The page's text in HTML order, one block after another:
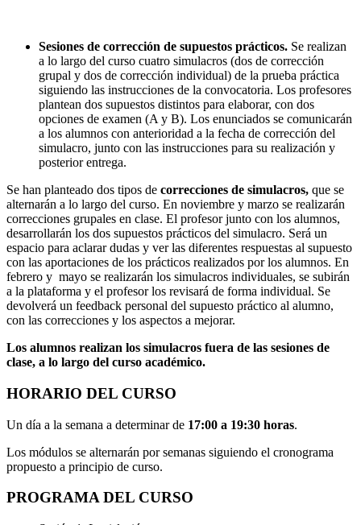
Sesiones de corrección de supuestos prácticos. Se realizan
a lo largo del curso cuatro simulacros (dos de corrección
grupal y dos de corrección individual) de la prueba práctica
siguiendo las instrucciones de la convocatoria. Los profesores
plantean dos supuestos distintos para elaborar, con dos
opciones de examen (A y B). Los enunciados se comunicarán
a los alumnos con anterioridad a la fecha de corrección del
simulacro, junto con las instrucciones para su realización y
posterior entrega.
Se han planteado dos tipos de correcciones de simulacros, que se
alternarán a lo largo del curso. En noviembre y marzo se realizarán
correcciones grupales en clase. El profesor junto con los alumnos,
desarrollarán los dos supuestos prácticos del simulacro. Será un
espacio para aclarar dudas y ver las diferentes respuestas al supuesto
con las aportaciones de los prácticos realizados por los alumnos. En
febrero y mayo se realizarán los simulacros individuales, se subirán
a la plataforma y el profesor los revisará de forma individual. Se
devolverá un feedback personal del supuesto práctico al alumno,
con las correcciones y los aspectos a mejorar.
Los alumnos realizan los simulacros fuera de las sesiones de
clase, a lo largo del curso académico.
HORARIO DEL CURSO
Un día a la semana a determinar de 17:00 a 19:30 horas.
Los módulos se alternarán por semanas siguiendo el cronograma
propuesto a principio de curso.
PROGRAMA DEL CURSO